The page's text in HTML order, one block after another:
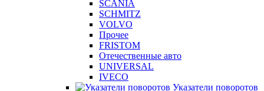
SCANIA
SCHMITZ
VOLVO
Прочее
FRISTOM
Отечественные авто
UNIVERSAL
IVECO
Указатели поворотов